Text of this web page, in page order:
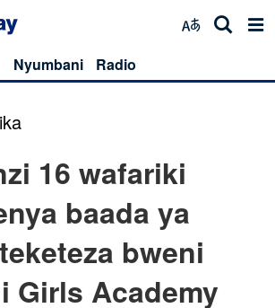
Nyumbani Radio
16 wafariki
baada ya
bweni
Girls Academy